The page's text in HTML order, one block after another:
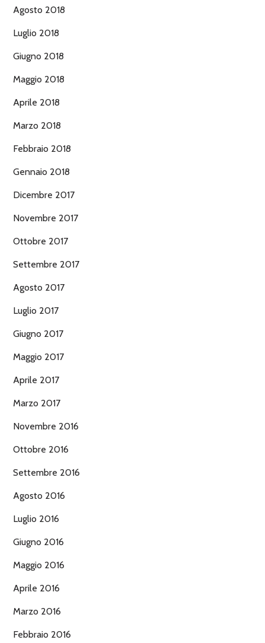
Agosto 2018
Luglio 2018
Giugno 2018
Maggio 2018
Aprile 2018
Marzo 2018
Febbraio 2018
Gennaio 2018
Dicembre 2017
Novembre 2017
Ottobre 2017
Settembre 2017
Agosto 2017
Luglio 2017
Giugno 2017
Maggio 2017
Aprile 2017
Marzo 2017
Novembre 2016
Ottobre 2016
Settembre 2016
Agosto 2016
Luglio 2016
Giugno 2016
Maggio 2016
Aprile 2016
Marzo 2016
Febbraio 2016